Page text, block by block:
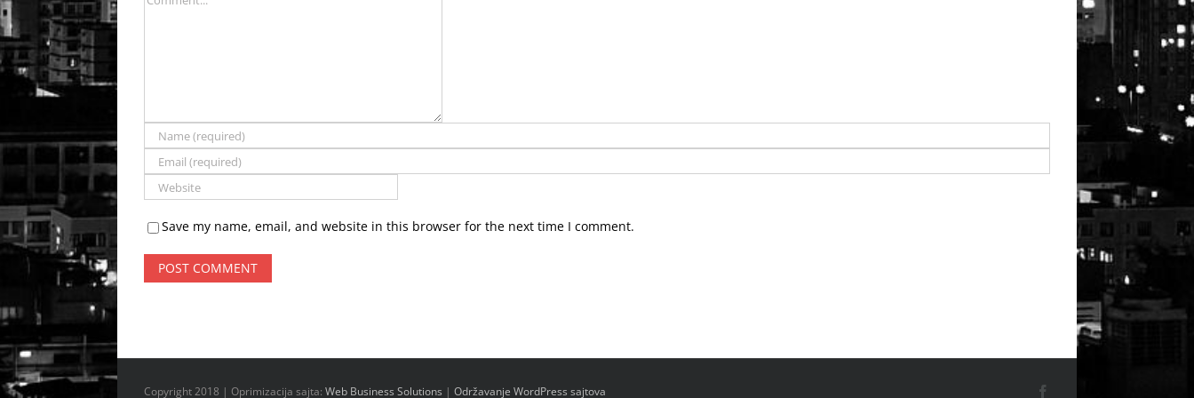
Save my name, email, and website in this browser for the next time I comment.
Copyright 2018 | Oprimizacija sajta: Web Business Solutions | Održavanje WordPress sajtova